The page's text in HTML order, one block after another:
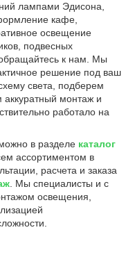
лампами Эдисона,
кафе,
освещение
подвесных
к нам. Мы
решение под ваш
света, подберем
монтаж и
работало на
в разделе каталог
ассортиментом в
расчета и заказа
. Мы специалисты и с
освещения,